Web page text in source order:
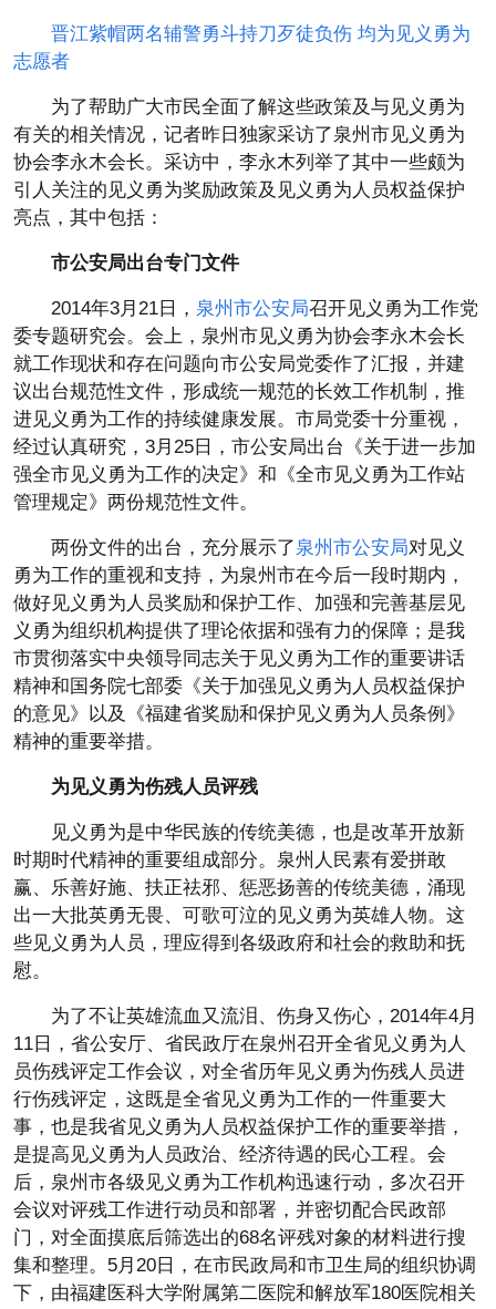
晋江紫帽两名辅警勇斗持刀歹徒负伤 均为见义勇为
志愿者
为了帮助广大市民全面了解这些政策及与见义勇为
有关的相关情况，记者昨日独家采访了泉州市见义勇为
协会李永木会长。采访中，李永木列举了其中一些颇为
引人关注的见义勇为奖励政策及见义勇为人员权益保护
亮点，其中包括：
市公安局出台专门文件
2014年3月21日， 泉州市公安局召开见义勇为工作党
委专题研究会。会上，泉州市见义勇为协会李永木会长
就工作现状和存在问题向市公安局党委作了汇报，并建
议出台规范性文件，形成统一规范的长效工作机制，推
进见义勇为工作的持续健康发展。市局党委十分重视，
经过认真研究，3月25日，市公安局出台《关于进一步加
强全市见义勇为工作的决定》和《全市见义勇为工作站
管理规定》两份规范性文件。
两份文件的出台，充分展示了泉州市公安局对见义
勇为工作的重视和支持，为泉州市在今后一段时期内，
做好见义勇为人员奖励和保护工作、加强和完善基层见
义勇为组织机构提供了理论依据和强有力的保障；是我
市贯彻落实中央领导同志关于见义勇为工作的重要讲话
精神和国务院七部委《关于加强见义勇为人员权益保护
的意见》以及《福建省奖励和保护见义勇为人员条例》
精神的重要举措。
为见义勇为伤残人员评残
见义勇为是中华民族的传统美德，也是改革开放新
时期时代精神的重要组成部分。泉州人民素有爱拼敢
赢、乐善好施、扶正祛邪、惩恶扬善的传统美德，涌现
出一大批英勇无畏、可歌可泣的见义勇为英雄人物。这
些见义勇为人员，理应得到各级政府和社会的救助和抚
慰。
为了不让英雄流血又流泪、伤身又伤心，2014年4月
11日，省公安厅、省民政厅在泉州召开全省见义勇为人
员伤残评定工作会议，对全省历年见义勇为伤残人员进
行伤残评定，这既是全省见义勇为工作的一件重要大
事，也是我省见义勇为人员权益保护工作的重要举措，
是提高见义勇为人员政治、经济待遇的民心工程。会
后，泉州市各级见义勇为工作机构迅速行动，多次召开
会议对评残工作进行动员和部署，并密切配合民政部
门，对全面摸底后筛选出的68名评残对象的材料进行搜
集和整理。5月20日，在市民政局和市卫生局的组织协调
下，由福建医科大学附属第二医院和解放军180医院相关